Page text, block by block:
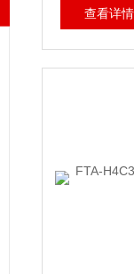
查看详情